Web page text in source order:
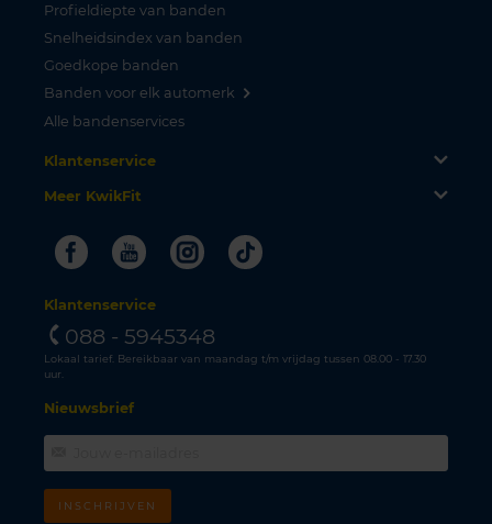
Profieldiepte van banden
Snelheidsindex van banden
Goedkope banden
Banden voor elk automerk
Alle bandenservices
Klantenservice
Meer KwikFit
FacebookYoutubeInstagram
Tiktok
Klantenservice
088 - 5945348
Lokaal tarief. Bereikbaar van maandag t/m vrijdag tussen 08.00 - 17.30
uur.
Nieuwsbrief
INSCHRIJVEN